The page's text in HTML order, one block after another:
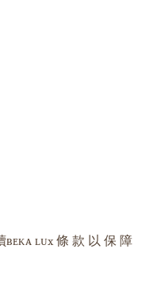
ʟᴜx 條 款 以 保 障